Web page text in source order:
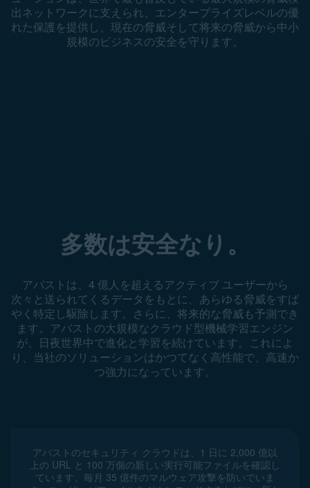
出ネットワークに支えられ、エンタープライズレベルの優
れた保護を提供し、現在の脅威そして将来の脅威から中小
規模のビジネスの安全を守ります。
多数は安全なり。
アバストは、4 億人を超えるアクティブ ユーザーから
次々と送られてくるデータをもとに、あらゆる脅威をすば
やく特定し駆除します。さらに、将来的な脅威も予測でき
ます。アバストの大規模なクラウド型機械学習エンジン
が、日夜世界中で進化と学習を続けています。これによ
り、当社のソリューションはかつてなく高性能で、高速か
つ強力になっています。
アバストのセキュリティ クラウドは、1 日に 2,000 億以
上の URL と 100 万個の新しい実行可能ファイルを確認し
ています。毎月 35 億件のマルウェア攻撃を防いでいま